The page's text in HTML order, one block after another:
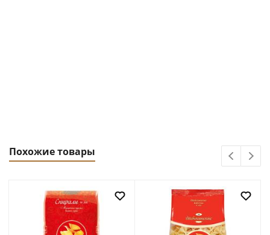
Похожие товары